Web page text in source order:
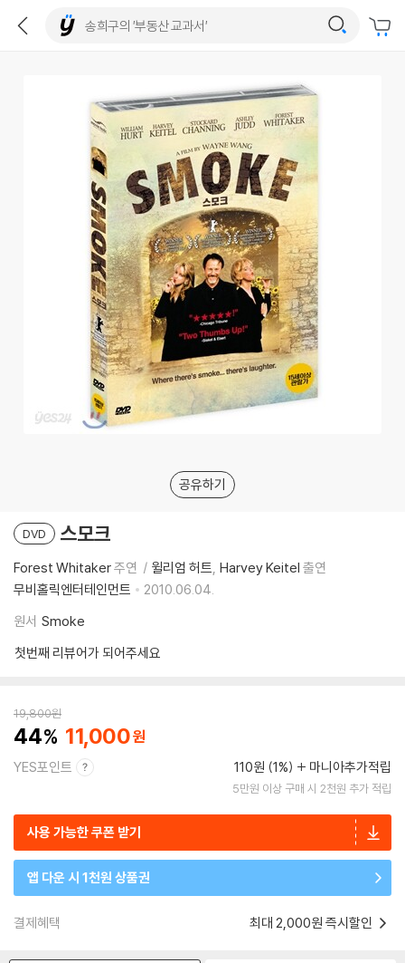
공유하기
DVD 스모크
Forest Whitaker주연 윌리엄 허트 Harvey Keitel 출연
무비홀릭엔터테인먼트
2010.06.04.
원서 Smoke
첫번째 리뷰어가 되어주세요
19,800원
44 11,000
YES포인트 110원 (1%) 마니아추가적립
5만원 이상 구매 시 2천원 추가 적립
사용 가능한 쿠폰 받기
앱 다운 시 1천원 상품권
결제혜택 최대 2,000원 즉시할인